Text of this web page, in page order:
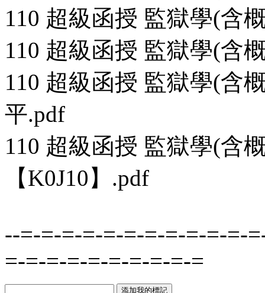
110 超級函授 監獄學(含
110 超級函授 監獄學(含
110 超級函授 監獄學(含
平.pdf
110 超級函授 監獄學(含
【K0J10】.pdf
--=-=-=-=-=-=-=-=-=-=-=-
=-=-=-=-=-=-=-=-=-=